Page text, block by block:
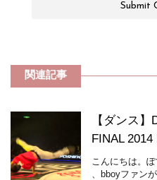
関連記事
【ダンス
FINAL 2014
こんにちは。
、bboyファン